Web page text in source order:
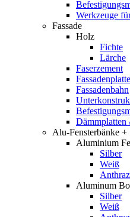
Werkzeuge
Fassade
Holz
Fichte
Lärche
Faserzement
Fassadenbahn
Dämmplatten
Alu-Fensterbänke +
Aluminium
Silber
Weiß
Aluminum
Silber
Weiß